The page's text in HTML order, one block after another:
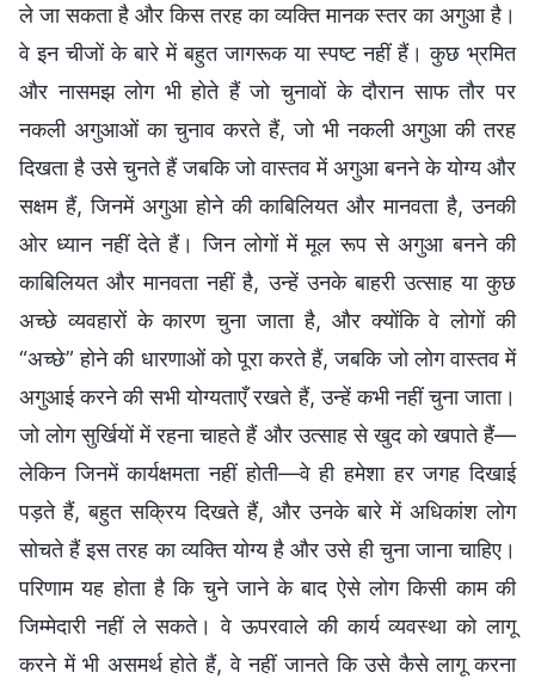
ले जा सकता है और किस तरह का व्यक्ति मानक स्तर का अगुआ है।
वे इन चीजों के बारे में बहुत जागरूक या स्पष्ट नहीं हैं। कुछ भ्रमित
और नासमझ लोग भी होते हैं जो चुनावों के दौरान साफ तौर पर
नकली अगुआओं का चुनाव करते हैं, जो भी नकली अगुआ की तरह
दिखता है उसे चुनते हैं जबकि जो वास्तव में अगुआ बनने के योग्य और
सक्षम हैं, जिनमें अगुआ होने की काबिलियत और मानवता है, उनकी
ओर ध्यान नहीं देते हैं। जिन लोगों में मूल रूप से अगुआ बनने की
काबिलियत और मानवता नहीं है, उन्हें उनके बाहरी उत्साह या कुछ
अच्छे व्यवहारों के कारण चुना जाता है, और क्योंकि वे लोगों की
“अच्छे” होने की धारणाओं को पूरा करते हैं, जबकि जो लोग वास्तव में
अगुआई करने की सभी योग्यताएँ रखते हैं, उन्हें कभी नहीं चुना जाता।
जो लोग सुर्खियों में रहना चाहते हैं और उत्साह से खुद को खपाते हैं—
लेकिन जिनमें कार्यक्षमता नहीं होती—वे ही हमेशा हर जगह दिखाई
पड़ते हैं, बहुत सक्रिय दिखते हैं, और उनके बारे में अधिकांश लोग
सोचते हैं इस तरह का व्यक्ति योग्य है और उसे ही चुना जाना चाहिए।
परिणाम यह होता है कि चुने जाने के बाद ऐसे लोग किसी काम की
जिम्मेदारी नहीं ले सकते। वे ऊपरवाले की कार्य व्यवस्था को लागू
करने में भी असमर्थ होते हैं, वे नहीं जानते कि उसे कैसे लागू करना